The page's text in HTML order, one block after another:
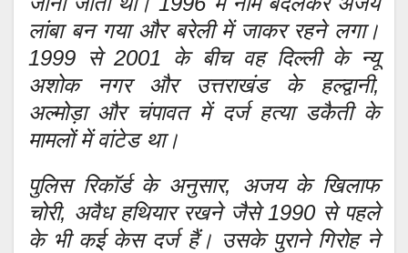
लांबा बन गया और बरेली में जाकर रहने लगा।
1999 से 2001 के बीच वह दिल्ली के न्यू
अशोक नगर और उत्तराखंड के हल्द्वानी,
अल्मोड़ा और चंपावत में दर्ज हत्या डकैती के
मामलों में वांटेड था।
पुलिस रिकॉर्ड के अनुसार, अजय के खिलाफ
चोरी, अवैध हथियार रखने जैसे 1990 से पहले
के भी कई केस दर्ज हैं। उसके पुराने गिरोह ने